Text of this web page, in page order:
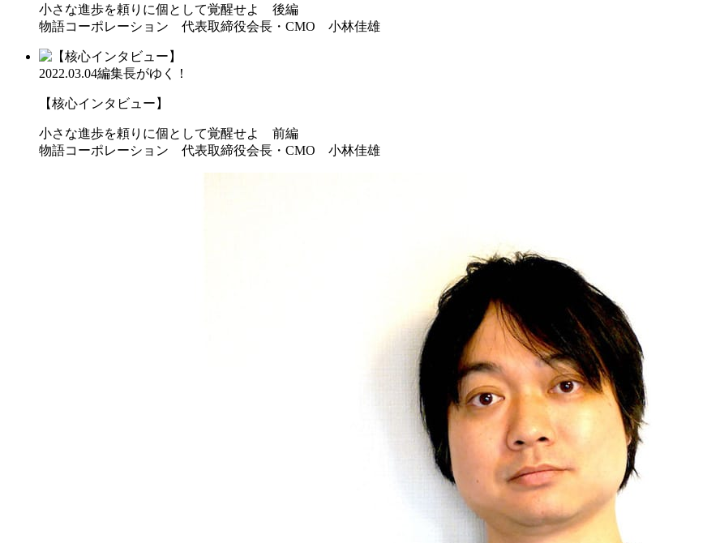
小さな進歩を頼りに個として覚醒せよ 後編
物語コーポレーション 代表取締役会長・CMO 小林佳雄
2022.03.04編集長がゆく！
【核心インタビュー】
小さな進歩を頼りに個として覚醒せよ 前編
物語コーポレーション 代表取締役会長・CMO 小林佳雄